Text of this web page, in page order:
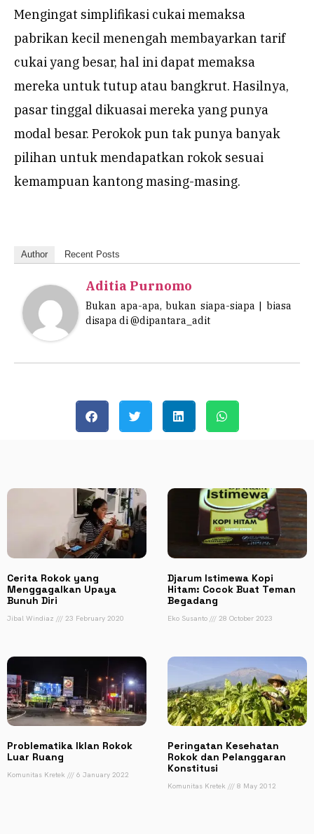
Mengingat simplifikasi cukai memaksa
pabrikan kecil menengah membayarkan tarif
cukai yang besar, hal ini dapat memaksa
mereka untuk tutup atau bangkrut. Hasilnya,
pasar tinggal dikuasai mereka yang punya
modal besar. Perokok pun tak punya banyak
pilihan untuk mendapatkan rokok sesuai
kemampuan kantong masing-masing.
Author Recent Posts
Aditia Purnomo
Bukan apa-apa, bukan siapa-siapa | biasa
disapa di @dipantara_adit
Cerita Rokok yang
Menggagalkan Upaya
Bunuh Diri
Jibal Windiaz 23 February 2020
Djarum Istimewa Kopi
Hitam: Cocok Buat Teman
Begadang
Eko Susanto 28 October 2023
Problematika Iklan Rokok
Luar Ruang
Komunitas Kretek 6 January 2022
Peringatan Kesehatan
Rokok dan Pelanggaran
Konstitusi
Komunitas Kretek 8 May 2012